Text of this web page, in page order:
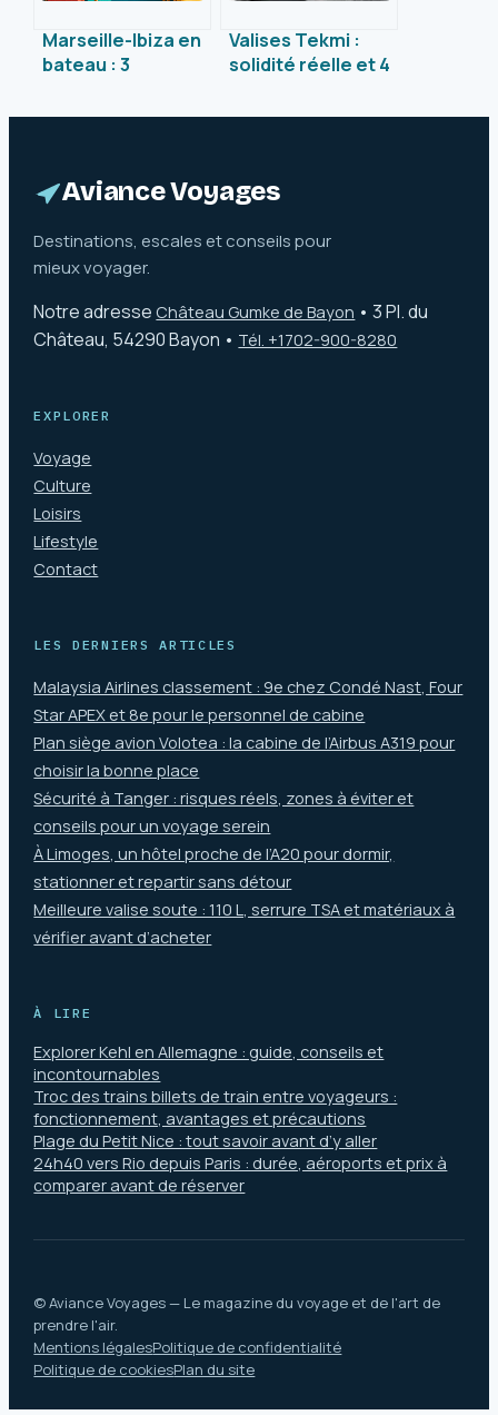
Marseille-Ibiza en
bateau : 3
stratégiques pour
directe
Valises Tekmi :
solidité réelle et 4
prolonger leur
Aviance Voyages
Destinations, escales et conseils pour
mieux voyager.
Notre adresse Château Gumke de Bayon •3 Pl. du
Château, 54290 Bayon • Tél. +1702-900-8280
EXPLORER
Voyage
Culture
Loisirs
Lifestyle
Contact
LES DERNIERS ARTICLES
Malaysia Airlines classement : 9e chez Condé Nast, Four
Star APEX et 8e pour le personnel de cabine
Plan siège avion Volotea : la cabine de l’Airbus A319 pour
choisir la bonne place
Sécurité à Tanger : risques réels, zones à éviter et
conseils pour un voyage serein
À Limoges, un hôtel proche de l’A20 pour dormir,
stationner et repartir sans détour
Meilleure valise soute : 110 L, serrure TSA et matériaux à
vérifier avant d’acheter
À LIRE
Explorer Kehl en Allemagne : guide, conseils et
incontournables
Troc des trains billets de train entre voyageurs :
fonctionnement, avantages et précautions
Plage du Petit Nice : tout savoir avant d’y aller
24h40 vers Rio depuis Paris : durée, aéroports et prix à
comparer avant de réserver
© Aviance Voyages — Le magazine du voyage et de l'art de
prendre l'air.
Mentions légalesPolitique de confidentialité
Politique de cookiesPlan du site